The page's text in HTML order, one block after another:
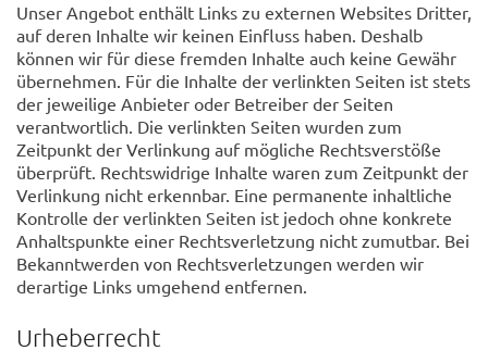
Unser Angebot enthält Links zu externen Websites Dritter,
auf deren Inhalte wir keinen Einfluss haben. Deshalb
können wir für diese fremden Inhalte auch keine Gewähr
übernehmen. Für die Inhalte der verlinkten Seiten ist stets
der jeweilige Anbieter oder Betreiber der Seiten
verantwortlich. Die verlinkten Seiten wurden zum
Zeitpunkt der Verlinkung auf mögliche Rechtsverstöße
überprüft. Rechtswidrige Inhalte waren zum Zeitpunkt der
Verlinkung nicht erkennbar. Eine permanente inhaltliche
Kontrolle der verlinkten Seiten ist jedoch ohne konkrete
Anhaltspunkte einer Rechtsverletzung nicht zumutbar. Bei
Bekanntwerden von Rechtsverletzungen werden wir
derartige Links umgehend entfernen.
Urheberrecht